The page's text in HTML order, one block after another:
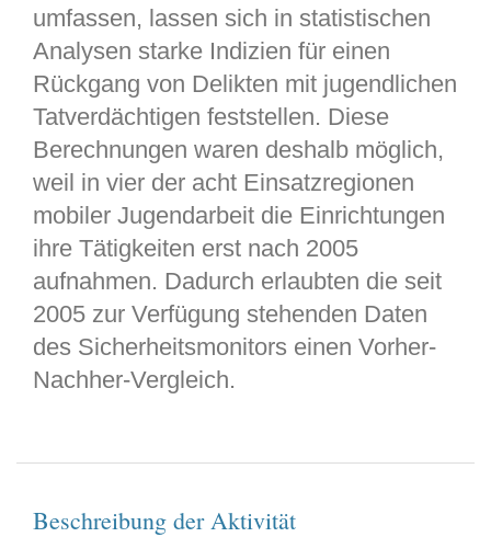
umfassen, lassen sich in statistischen
Analysen starke Indizien für einen
Rückgang von Delikten mit jugendlichen
Tatverdächtigen feststellen. Diese
Berechnungen waren deshalb möglich,
weil in vier der acht Einsatzregionen
mobiler Jugendarbeit die Einrichtungen
ihre Tätigkeiten erst nach 2005
aufnahmen. Dadurch erlaubten die seit
2005 zur Verfügung stehenden Daten
des Sicherheitsmonitors einen Vorher-
Nachher-Vergleich.
Beschreibung der Aktivität